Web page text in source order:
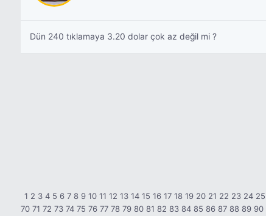
Dün 240 tıklamaya 3.20 dolar çok az değil mi ?
1 2 3 4 5 6 7 8 9 10 11 12 13 14 15 16 17 18 19 20 21 22 23 24 25
70 71 72 73 74 75 76 77 78 79 80 81 82 83 84 85 86 87 88 89 90